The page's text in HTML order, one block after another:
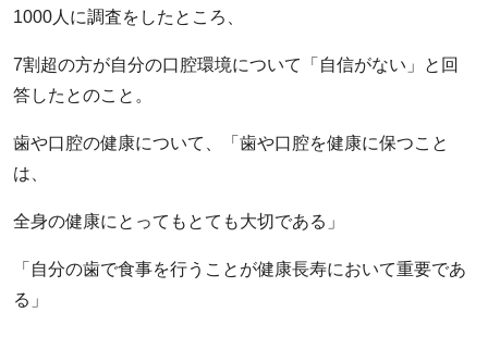
1000人に調査をしたところ、
7割超の方が自分の口腔環境について「自信がない」と回
答したとのこと。
歯や口腔の健康について、「歯や口腔を健康に保つこと
は、
全身の健康にとってもとても大切である」
「自分の歯で食事を行うことが健康長寿において重要であ
る」